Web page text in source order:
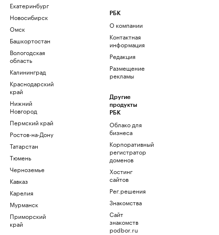
Екатеринбург
Новосибирск
Омск
Башкортостан
Вологодская
область
Калининград
Краснодарский
край
Нижний
Новгород
Пермский край
Ростов-на-Дону
Татарстан
Тюмень
Черноземье
Кавказ
Карелия
Мурманск
Приморский
край
РБК
О компании
Контактная
информация
Редакция
Размещение
рекламы
Другие
продукты
РБК
Облако для
бизнеса
Корпоративный
регистратор
доменов
Хостинг
сайтов
Рег.решения
Знакомства
Сайт
знакомств
podbor.ru